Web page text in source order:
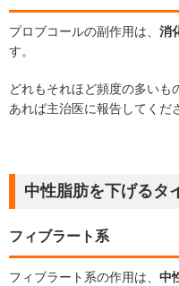
プロブコールの副作用は、 消
す。
どれもそれほど頻度の多いも
あれば主治医に報告してくだ
中性脂肪を下げるタ
フィブラート系
フィブラート系の作用は、 中